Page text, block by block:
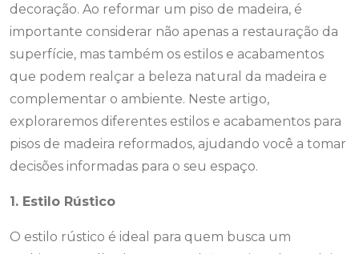
decoração. Ao reformar um piso de madeira, é
importante considerar não apenas a restauração da
superfície, mas também os estilos e acabamentos
que podem realçar a beleza natural da madeira e
complementar o ambiente. Neste artigo,
exploraremos diferentes estilos e acabamentos para
pisos de madeira reformados, ajudando você a tomar
decisões informadas para o seu espaço.
1. Estilo Rústico
O estilo rústico é ideal para quem busca um